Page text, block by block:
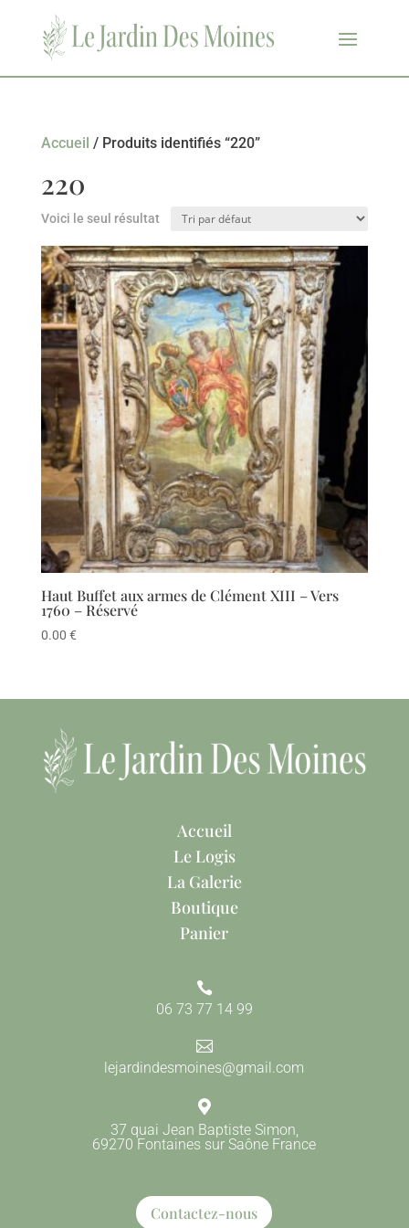
Accueil / Produits identifiés “220”
220
Voici le seul résultat
Haut Buffet aux armes de Clément XIII – Vers
1760 – Réservé
0.00 €
Accueil
Le Logis
La Galerie
Boutique
Panier

06 73 77 14 99

lejardindesmoines@gmail.com

37 quai Jean Baptiste Simon,
69270 Fontaines sur Saône France
Contactez-nous